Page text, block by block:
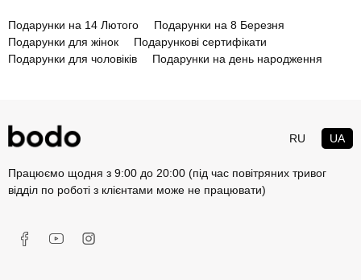
Подарунки на 14 Лютого
Подарунки на 8 Березня
Подарунки для жінок
Подарункові сертифікати
Подарунки для чоловіків
Подарунки на день народження
RU UA
Працюємо щодня з 9:00 до 20:00 (під час повітряних тривог
відділ по роботі з клієнтами може не працювати)